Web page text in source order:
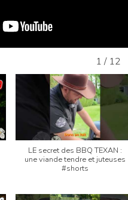
1 / 12
LE secret des BBQ TEXAN :
une viande tendre et juteuses
#shorts